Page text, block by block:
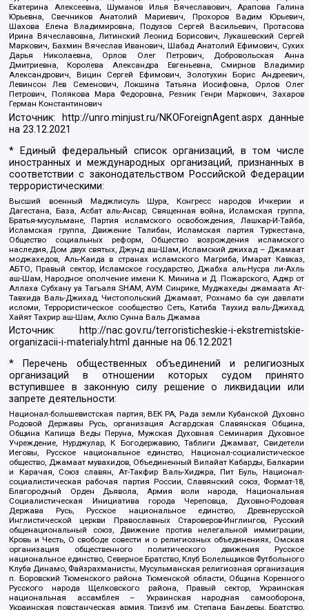
Екатерина Алексеевна, Шуманов Илья Вячеславович, Арапова Галина
Юрьевна, Свечников Анатолий Мариевич, Прохоров Вадим Юрьевич,
Шахова Елена Владимировна, Подузов Сергей Васильевич, Протасова
Ирина Вячеславовна, Литинский Леонид Борисович, Лукашевский Сергей
Маркович, Бахмин Вячеслав Иванович, Шабад Анатолий Ефимович, Сухих
Дарья Николаевна, Орлов Олег Петрович, Добровольская Анна
Дмитриевна, Королева Александра Евгеньевна, Смирнов Владимир
Александрович, Вицин Сергей Ефимович, Золотухин Борис Андреевич,
Левинсон Лев Семенович, Локшина Татьяна Иосифовна, Орлов Олег
Петрович, Полякова Мара Федоровна, Резник Генри Маркович, Захаров
Герман Константинович
Источник: http://unro.minjust.ru/NKOForeignAgent.aspxданные
на23.12.2021
* Единый федеральный список организаций, в том числе
иностранных и международных организаций, признанных в
соответствии с законодательством Российской Федерации
террористическими:
Высший военный Маджлисуль Шура, Конгресс народов Ичкерии и
Дагестана, База, Асбат аль-Ансар, Священная война, Исламская группа,
Братья-мусульмане, Партия исламского освобождения, Лашкар-И-Тайба,
Исламская группа, Движение Талибан, Исламская партия Туркестана,
Общество социальных реформ, Общество возрождения исламского
наследия, Дом двух святых, Джунд аш-Шам, Исламский джихад – Джамаат
моджахедов, Аль-Каида в странах исламского Магриба, Имарат Кавказ,
АБТО, Правый сектор, Исламское государство, Джабха аль-Нусра ли-Ахль
аш-Шам, Народное ополчение имени К. Минина и Д. Пожарского, Аджр от
Аллаха Субхану уа Тагьаля SHAM, АУМ Синрике, Муджахеды джамаата Ат-
Тавхида Валь-Джихад, Чистопольский Джамаат, Рохнамо ба суи давлати
исломи, Террористическое сообщество Сеть, Катиба Таухид валь-Джихад,
Хайят Тахрир аш-Шам, Ахлю Сунна Валь Джамаа
Источник:
http://nac.gov.ru/terroristicheskie-i-ekstremistskie-
organizacii-i-materialy.html данные на06.12.2021
* Перечень общественных объединений и религиозных
организаций в отношении которых судом принято
вступившее в законную силу решение о ликвидации или
запрете деятельности:
Национал-большевистская партия, ВЕК РА, Рада земли Кубанской Духовно
Родовой Державы Русь, организация Асгардская Славянская Община,
Община Капища Веды Перуна, Мужская Духовная Семинария Духовное
Учреждение, Нурджулар, К Богодержавию, Таблиги Джамаат, Свидетели
Иеговы, Русское национальное единство, Национал-социалистическое
общество, Джамаат мувахидов, Объединенный Вилайат Кабарды, Балкарии
и Карачая, Союз славян, Ат-Такфир Валь-Хиджра, Пит Буль, Национал-
социалистическая рабочая партия России, Славянский союз, Формат-18,
Благородный Орден Дьявола, Армия воли народа, Национальная
Социалистическая Инициатива города Череповца, Духовно-Родовая
Держава Русь, Русское национальное единство, Древнерусской
Инглистической церкви Православных Староверов-Инглингов, Русский
общенациональный союз, Движение против нелегальной иммиграции,
Кровь и Честь, О свободе совести и о религиозных объединениях, Омская
организация общественного политического движения Русское
национальное единство, Северное Братство, Клуб Болельщиков Футбольного
Клуба Динамо, Файзрахманисты, Мусульманская религиозная организация
п. Боровский Тюменского района Тюменской области, Община Коренного
Русского народа Щелковского района, Правый сектор, Украинская
национальная ассамблея – Украинская народная самооборона,
Украинская повстанческая армия, Тризуб им. Степана Бандеры, Братство,